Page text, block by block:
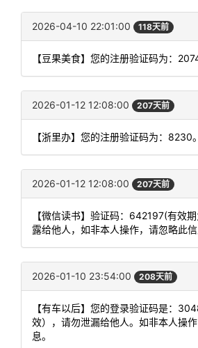
2026-04-10 22:01:00 118天前
【豆果美食】您的注册验证码为：2074
2026-01-12 12:08:00 207天前
【浙里办】您的注册验证码为：8230。
2026-01-12 12:08:00 207天前
【微信读书】验证码：642197(有效
露给他人，如非本人操作，请忽略此信
2026-01-10 23:54:00 208天前
【有车以后】您的登录验证码是：
效），请勿泄漏给他人。如非本人操
息。